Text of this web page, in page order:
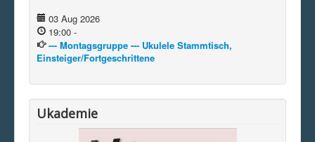
03 Aug 2026
19:00 -
--- Montagsgruppe --- Ukulele Stammtisch,
Einsteiger/Fortgeschrittene
Ukademie